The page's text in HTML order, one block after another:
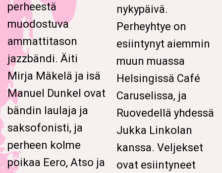
perheestä
muodostuva
ammattitason
jazzbändi. Äiti
Mirja Mäkelä ja isä
Manuel Dunkel ovat
bändin laulaja ja
saksofonisti, ja
perheen kolme
poikaa Eero, Atso ja
nykypäivä.
Perheyhtye on
esiintynyt aiemmin
muun muassa
Helsingissä Café
Caruselissa, ja
Ruovedellä yhdessä
Jukka Linkolan
kanssa. Veljekset
ovat esiintyneet